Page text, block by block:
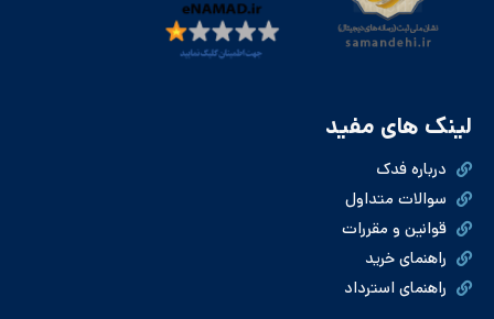
لینک های مفید
درباره فدک
سوالات متداول
قوانین و مقررات
راهنمای خرید
راهنمای استرداد